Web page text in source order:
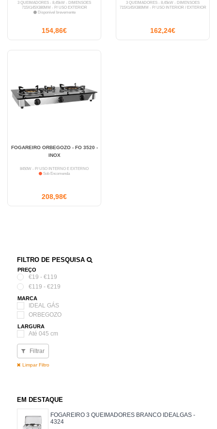
FILTRO DE PESQUISA
PREÇO
€19 - €119
€119 - €219
MARCA
IDEAL GÁS
ORBEGOZO
LARGURA
Até 045 cm
De 055.01 até 80 cm
LARGURA CM
40
71.5
Filtrar
Limpar Filtro
EM DESTAQUE
FOGAREIRO 3 QUEIMADORES BRANCO IDEALGAS -
4324
3 QUEIMADORES - 8,45kW - DIMENSÕES
715X145X380MM - P/ USO EXTERIOR
Disponível brevemente
154,86€
3 QUEIMADORES - 8,45kW - DIMENSÕES
715X145X380MM - P/ USO INTERIOR / EXTERIOR
162,24€
FOGAREIRO ORBEGOZO - FO 3520 -
INOX
8450W - P/ USO INTERNO E EXTERNO
Sob Encomenda
208,98€